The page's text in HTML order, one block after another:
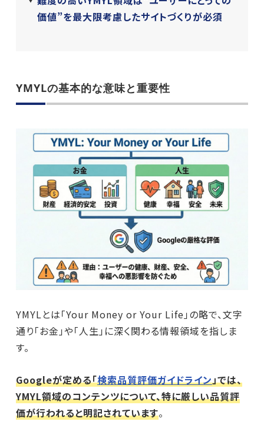
価値”を最大限考慮したサイトづくりが必須
YMYLの基本的な意味と重要性
YMYLとは「Your Money or Your Life」の略で、文字
通り「お金」や「人生」に深く関わる情報領域を指しま
す。
Googleが定める「検索品質評価ガイドライン」では、
YMYL領域のコンテンツについて、特に厳しい品質評
価が行われると明記されています。